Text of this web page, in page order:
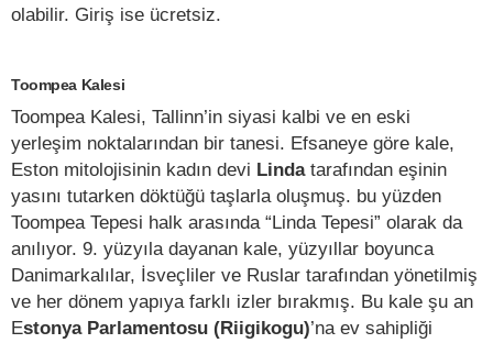
olabilir. Giriş ise ücretsiz.
Toompea Kalesi
Toompea Kalesi, Tallinn’in siyasi kalbi ve en eski
yerleşim noktalarından bir tanesi. Efsaneye göre kale,
Eston mitolojisinin kadın devi Lindatarafından eşinin
yasını tutarken döktüğü taşlarla oluşmuş. bu yüzden
Toompea Tepesi halk arasında “Linda Tepesi” olarak da
anılıyor. 9. yüzyıla dayanan kale, yüzyıllar boyunca
Danimarkalılar, İsveçliler ve Ruslar tarafından yönetilmiş
ve her dönem yapıya farklı izler bırakmış. Bu kale şu an
Estonya Parlamentosu (Riigikogu)’na ev sahipliği